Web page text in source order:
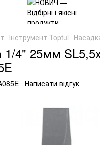
Інструмент Toptul
1/4" 25мм
Написати відгук